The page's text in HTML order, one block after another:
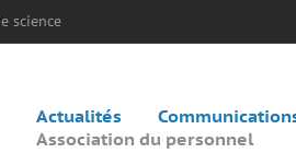
science
Actualités
Association du personnel